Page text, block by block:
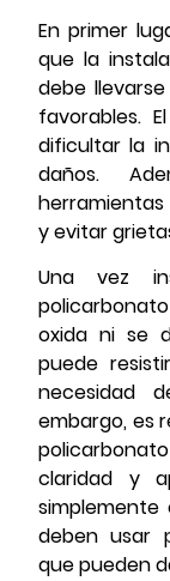
En primer
que la
debe
favorables.
dificultar la
daños.
y evitar
Una vez
oxida ni se
puede
necesidad
embargo, es
claridad y
deben usar
que pueden